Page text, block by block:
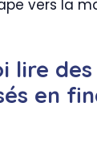
vers la
lire
en